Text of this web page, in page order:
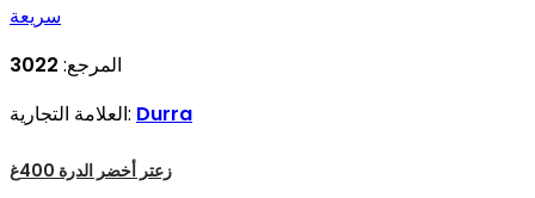
سريعة
المرجع: 3022
العلامة التجارية: Durra
زعتر أخضر الدرة 400غ